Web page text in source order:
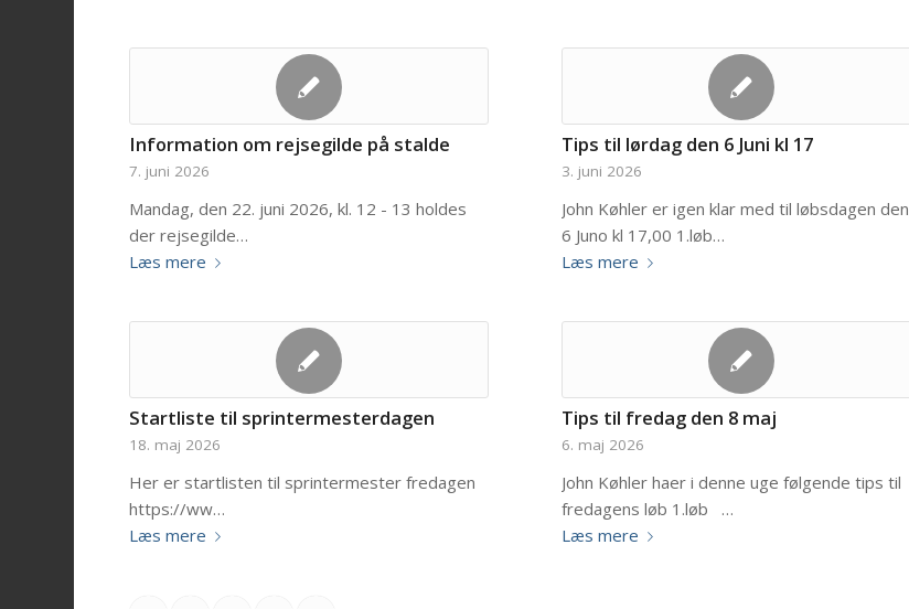
Information om rejsegilde på stalde
7. juni 2026
Mandag, den 22. juni 2026, kl. 12 - 13 holdes
der rejsegilde…
Læs mere
Tips til lørdag den 6 Juni kl 17
3. juni 2026
John Køhler er igen klar med til løbsdagen den
6 Juno kl 17,00 1.løb…
Læs mere
Startliste til sprintermesterdagen
18. maj 2026
Her er startlisten til sprintermester fredagen
https://ww…
Læs mere
Tips til fredag den 8 maj
6. maj 2026
John Køhler haer i denne uge følgende tips til
fredagens løb 1.løb …
Læs mere